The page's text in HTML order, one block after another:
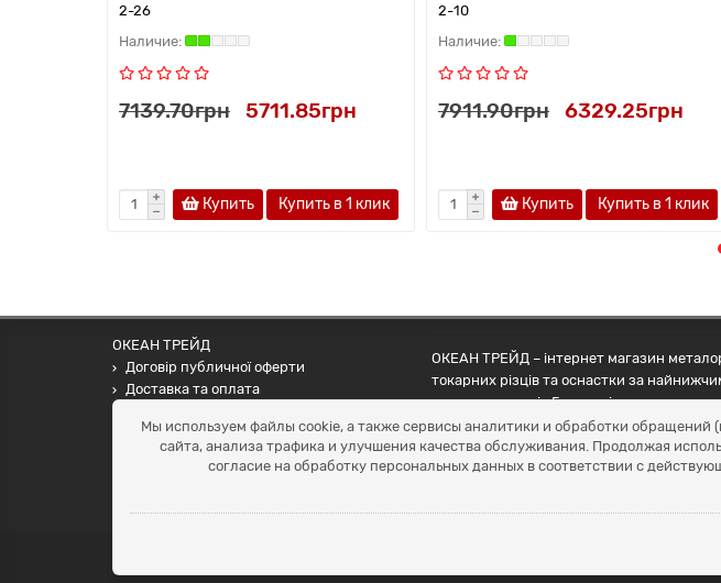
2-26
7139.70грн 5711.85грн
Купить Купить в 1 клик
2-10
7911.90грн 6329.25грн
Купить Купить в 1 клик
ОКЕАН ТРЕЙД
Договір публичної оферти
Доставка та оплата
Умови повернення
+38 (099) 452-20-02
ОКЕАН ТРЕЙД – інтернет магазин
токарних різців та оснастки за
наших партнерів Грамотні менеджери
Мы используем файлы cookie, а также сервисы аналитики и обработки
сайта, анализа трафика и улучшения качества обслуживания. Продолжая
согласие на обработку персональных данных в соответствии с